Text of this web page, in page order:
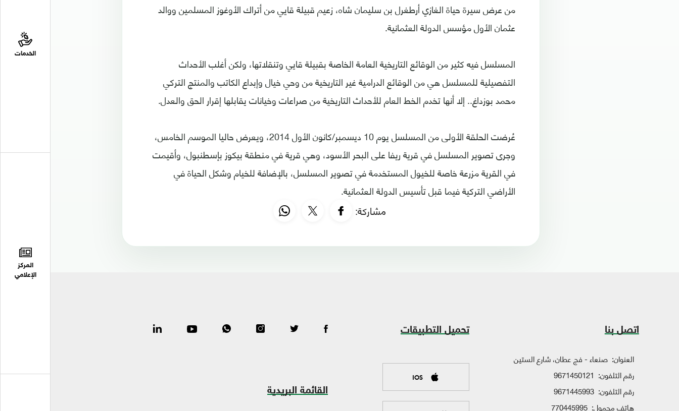
الخدمات
المركز
الإعلامي
من عرض سيرة حياة الغازي أرطغرل بن سليمان شاه، زعيم قبيلة قايي من أتراك الأوغوز المسلمين ووالد
عثمان الأول مؤسس الدولة العثمانية.
المسلسل فيه كثير من الوقائع التاريخية العامة الخاصة بقبيلة قايي وتنقلاتها، ولكن أغلب الأحداث
التفصيلية للمسلسل هي من الوقائع الدرامية غير التاريخية من وحي خيال وإبداع الكاتب والمنتج التركي
محمد بوزداغ.. إلا أنها تخدم الخط العام للأحداث التاريخية من صراعات وخيانات يقابلها إقرار الحق والعدل.
عُرضت الحلقة الأولى من المسلسل يوم 10 ديسمبر/كانون الأول 2014، ويعرض حاليا الموسم الخامس،
وجرى تصوير المسلسل في قرية ريفا على البحر الأسود، وهي قرية في منطقة بيكوز بإسطنبول، وأقيمت
في القرية مزرعة خاصة للخيول المستخدمة في تصوير المسلسل، بالإضافة للخيام وشكل الحياة في
الأراضي التركية فيما قبل تأسيس الدولة العثمانية.
مشاركة:
اتصل بنا
العنوان: صنعاء - فج عطان، شارع الستين
رقم التلفون: 9671450121
رقم التلفون: 9671445993
هاتف محمول: 770445995
تحميل التطبيقات
IOS
القائمة البريدية